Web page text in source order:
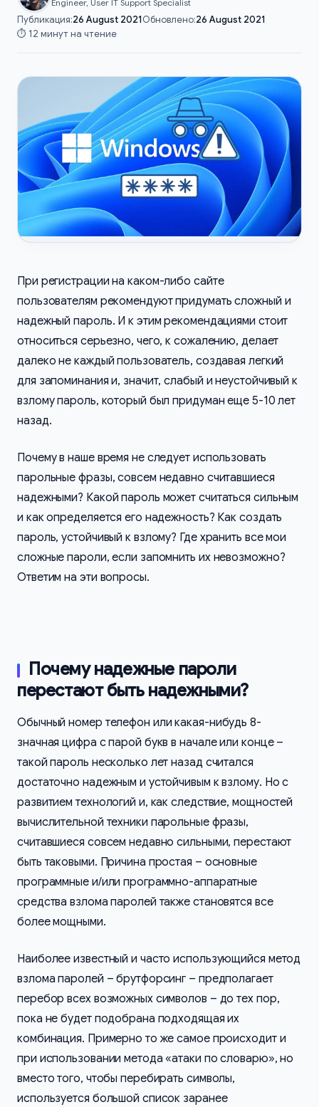
Engineer, User IT Support Specialist
Публикация:26 August 2021Обновлено:26 August 2021
⏱️ 12 минут на чтение
При регистрации на каком-либо сайте
пользователям рекомендуют придумать сложный и
надежный пароль. И к этим рекомендациями стоит
относиться серьезно, чего, к сожалению, делает
далеко не каждый пользователь, создавая легкий
для запоминания и, значит, слабый и неустойчивый к
взлому пароль, который был придуман еще 5-10 лет
назад.
Почему в наше время не следует использовать
парольные фразы, совсем недавно считавшиеся
надежными? Какой пароль может считаться сильным
и как определяется его надежность? Как создать
пароль, устойчивый к взлому? Где хранить все мои
сложные пароли, если запомнить их невозможно?
Ответим на эти вопросы.
Почему надежные пароли
перестают быть надежными?
Обычный номер телефон или какая-нибудь 8-
значная цифра с парой букв в начале или конце –
такой пароль несколько лет назад считался
достаточно надежным и устойчивым к взлому. Но с
развитием технологий и, как следствие, мощностей
вычислительной техники парольные фразы,
считавшиеся совсем недавно сильными, перестают
быть таковыми. Причина простая – основные
программные и/или программно-аппаратные
средства взлома паролей также становятся все
более мощными.
Наиболее известный и часто использующийся метод
взлома паролей – брутфорсинг – предполагает
перебор всех возможных символов – до тех пор,
пока не будет подобрана подходящая их
комбинация. Примерно то же самое происходит и
при использовании метода «атаки по словарю», но
вместо того, чтобы перебирать символы,
используется большой список заранее